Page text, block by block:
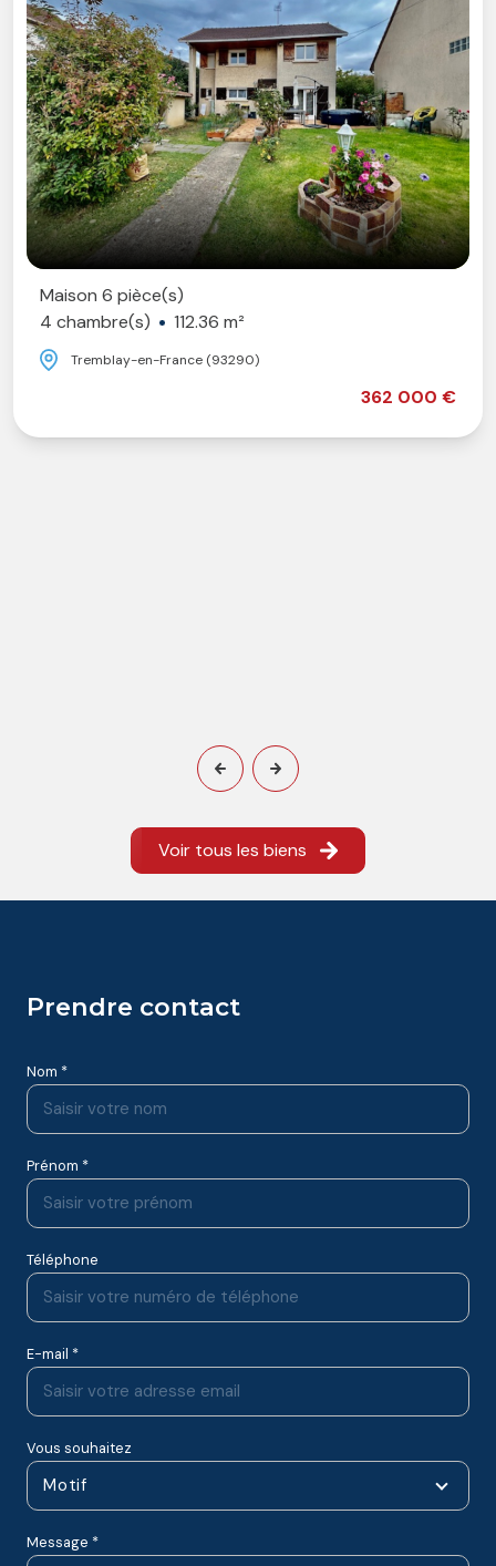
Maison 6 pièce(s)
4 chambre(s)
112.36 m²
Tremblay-en-France (93290)
362 000 €
Voir tous les biens
prendre contact
Nom *
Prénom *
Téléphone
E-mail *
Vous souhaitez
Motif
Message *